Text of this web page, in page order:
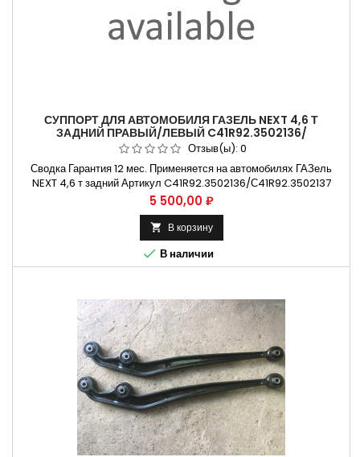
СУППОРТ ДЛЯ АВТОМОБИЛЯ ГАЗЕЛЬ NEXT 4,6 Т
ЗАДНИЙ ПРАВЫЙ/ЛЕВЫЙ C41R92.3502136/
С41R92.3502137
Отзыв(ы): 0
Сводка Гарантия 12 мес. Применяется на автомобилях ГАЗель
NEXT 4,6 т задний Артикул C41R92.3502136/С41R92.3502137
Способы оплаты Безналичный расчет, оплата банковской картой
Бесплатная доставка:. Москва и Н.Новгород. Владимир и
Ульяновск Крупнейший...
Цена
5 500,00 ₽
 В корзину
 В наличии